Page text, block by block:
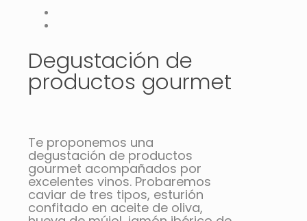
Degustación de
productos gourmet
Te proponemos una
degustación de productos
gourmet acompañados por
excelentes vinos. Probaremos
caviar de tres tipos, esturión
confitado en aceite de oliva,